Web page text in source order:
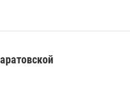
для семей